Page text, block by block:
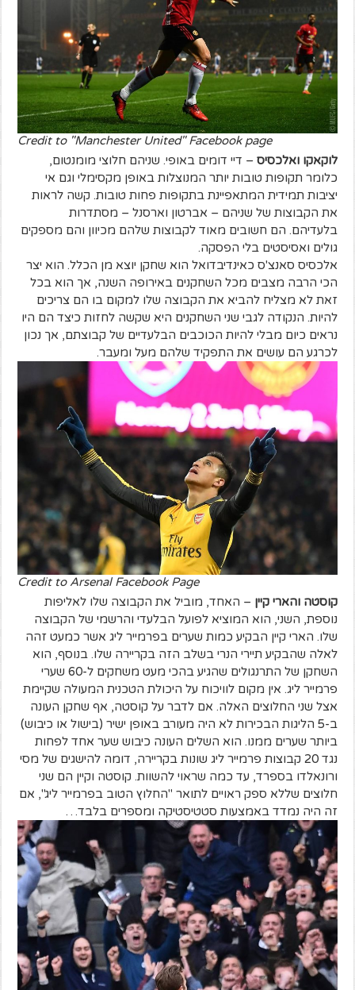
Credit to "Manchester United" Facebook page
לוקאקו ואלכסיס – דיי דומים באופי. שניהם חלוצי מומנטום,
כלומר תקופות טובות יותר המנוצלות באופן מקסימלי וגם אי
יציבות תמידית המתאפיינת בתקופות פחות טובות. קשה לראות
את הקבוצות של שניהם – אברטון וארסנל – מסתדרות
בלעדיהם. הם חשובים מאוד לקבוצות שלהם מכיוון והם מספקים
גולים ואסיסטים בלי הפסקה.
אלכסיס סאנצ'ס כאינדיבדואל הוא שחקן יוצא מן הכלל. הוא יצר
הכי הרבה מצבים מכל השחקנים באירופה השנה, אך הוא בכל
זאת לא מצליח להביא את הקבוצה שלו למקום בו הם צריכים
להיות. הנקודה לגבי שני השחקנים היא שקשה לחזות כיצד הם היו
נראים כיום מבלי להיות הכוכבים הבלעדיים של קבוצתם, אך נכון
לכרגע הם עושים את התפקיד שלהם מעל ומעבר.
Credit to Arsenal Facebook Page
קוסטה והארי קיין – האחד, מוביל את הקבוצה שלו לאליפות
נוספת, השני, הוא המוציא לפועל הבלעדי והרשמי של הקבוצה
שלו. הארי קיין הבקיע כמות שערים בפרמייר ליג אשר כמעט זהה
לאלה שהבקיע תיירי הנרי בשלב הזה בקריירה שלו. בנוסף, הוא
השחקן של התרנגולים שהגיע בהכי מעט משחקים ל-60 שערי
פרמייר ליג. אין מקום לוויכוח על היכולת הטכנית המעולה שקיימת
אצל שני החלוצים האלה. אם לדבר על קוסטה, אף שחקן העונה
ב-5 הליגות הבכירות לא היה מעורב באופן ישיר (בישול או כיבוש)
ביותר שערים ממנו. הוא השלים העונה כיבוש שער אחד לפחות
נגד 20 קבוצות פרמייר ליג שונות בקריירה, דומה להישגים של מסי
ורונאלדו בספרד, עד כמה שראוי להשוות. קוסטה וקיין הם שני
חלוצים שללא ספק ראויים לתואר "החלוץ הטוב בפרמייר ליג", אם
זה היה נמדד באמצעות סטטיסטיקה ומספרים בלבד…